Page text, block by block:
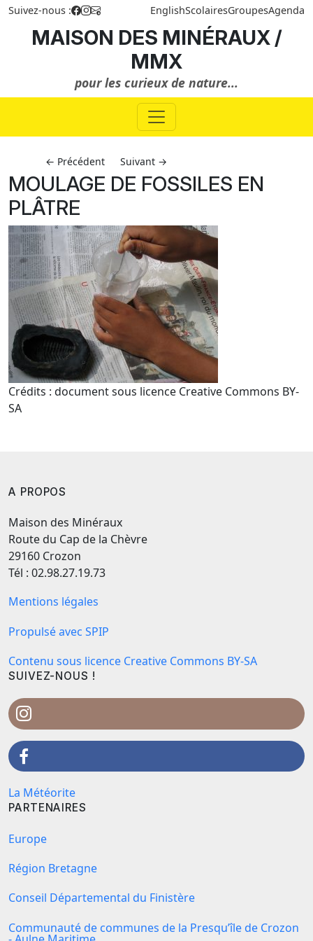
Suivez-nous : EnglishScolairesGroupesAgenda
MAISON DES MINÉRAUX /
MMX
pour les curieux de nature...
← Précédent Suivant →
MOULAGE DE FOSSILES EN
PLÂTRE
Crédits : document sous licence Creative Commons BY-
SA
A PROPOS
Maison des Minéraux
Route du Cap de la Chèvre
29160 Crozon
Tél : 02.98.27.19.73
Mentions légales
Propulsé avec SPIP
Contenu sous licence Creative Commons BY-SA
SUIVEZ-NOUS !
La Météorite
PARTENAIRES
Europe
Région Bretagne
Conseil Départemental du Finistère
Communauté de communes de la Presqu’île de Crozon